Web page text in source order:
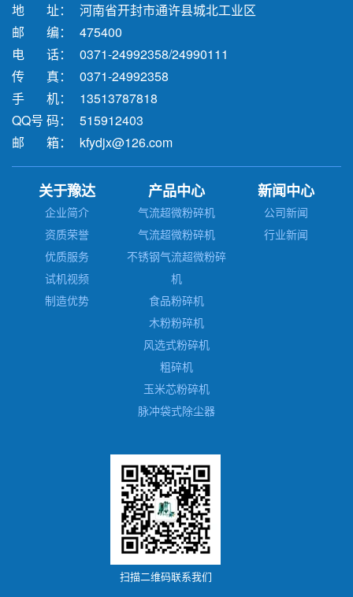
地 址：
河南省开封市通许县城北工业区
邮 编：
475400
电 话：
0371-24992358/24990111
传 真：
0371-24992358
手 机：
13513787818
QQ号 码：
515912403
邮 箱：
kfydjx@126.com
关于豫达
企业简介
资质荣誉
优质服务
试机视频
制造优势
产品中心
气流超微粉碎机
气流超微粉碎机
不锈钢气流超微粉碎
机
食品粉碎机
木粉粉碎机
风选式粉碎机
粗碎机
玉米芯粉碎机
脉冲袋式除尘器
新闻中心
公司新闻
行业新闻
扫描二维码联系我们